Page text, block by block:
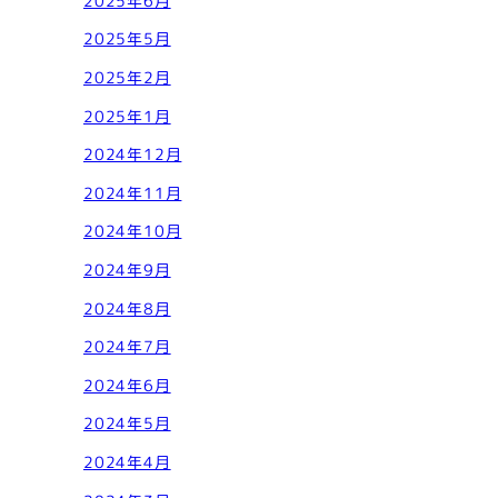
2025年5月
2025年2月
2025年1月
2024年12月
2024年11月
2024年10月
2024年9月
2024年8月
2024年7月
2024年6月
2024年5月
2024年4月